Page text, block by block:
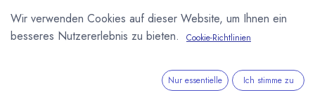
Wir verwenden Cookies auf dieser Website, um Ihnen ein
besseres Nutzererlebnis zu bieten.
Cookie-Richtlinien
Nur essentielle Ich stimme zu